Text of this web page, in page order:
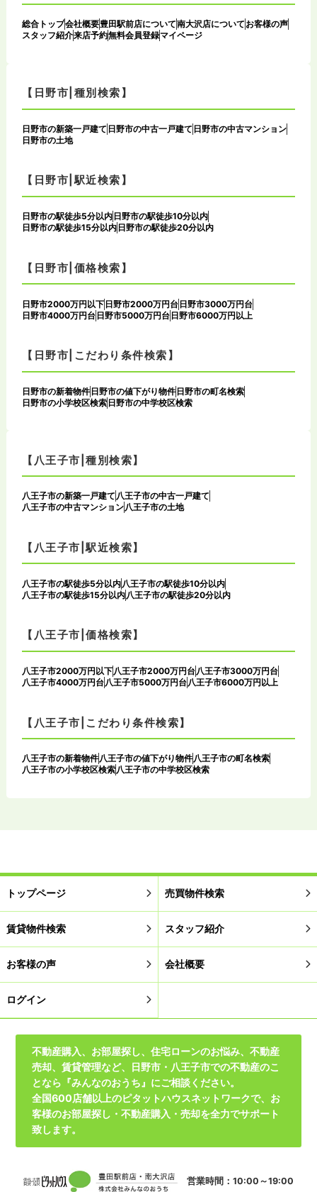
総合トップ会社概要豊田駅前店について南大沢店について お客様の声
スタッフ紹介来店予約無料会員登録マイページ
【日野市|種別検索】
日野市の新築一戸建て 日野市の中古一戸建て 日野市の中古マンション
日野市の土地
【日野市|駅近検索】
日野市の駅徒歩5分以内 日野市の駅徒歩10分以内
日野市の駅徒歩15分以内 日野市の駅徒歩20分以内
【日野市|価格検索】
日野市2000万円以下日野市2000万円台日野市3000万円台
日野市4000万円台日野市5000万円台日野市6000万円以上
【日野市|こだわり条件検索】
日野市の新着物件 日野市の値下がり物件 日野市の町名検索
日野市の小学校区検索 日野市の中学校区検索
【八王子市|種別検索】
八王子市の新築一戸建て 八王子市の中古一戸建て
八王子市の中古マンション八王子市の土地
【八王子市|駅近検索】
八王子市の駅徒歩5分以内 八王子市の駅徒歩10分以内
八王子市の駅徒歩15分以内 八王子市の駅徒歩20分以内
【八王子市|価格検索】
八王子市2000万円以下八王子市2000万円台八王子市3000万円台
八王子市4000万円台八王子市5000万円台八王子市6000万円以上
【八王子市|こだわり条件検索】
八王子市の新着物件八王子市の値下がり物件八王子市の町名検索
八王子市の小学校区検索八王子市の中学校区検索
トップページ 売買物件検索
賃貸物件検索 スタッフ紹介
お客様の声 会社概要
ログイン
不動産購入、お部屋探し、住宅ローンのお悩み、不動産
売却、賃貸管理など、日野市・八王子市での不動産のこ
となら『みんなのおうち』にご相談ください。
全国600店舗以上のピタットハウスネットワークで、お
客様のお部屋探し・不動産購入・売却を全力でサポート
致します。
営業時間：10:00～19:00